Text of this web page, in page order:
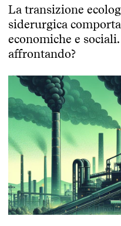
La transizione
siderurgica
economiche e
affrontando?